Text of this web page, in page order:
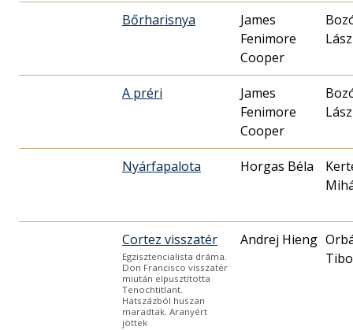
Bőrharisnya
James
Fenimore
Cooper
A préri
James
Fenimore
Cooper
Nyárfapalota Horgas Béla
Cortez visszatér
Egzisztencialista dráma.
Don Francisco visszatér
miután elpusztította
Tenochtitlant.
Hatszázból huszan
maradtak. Aranyért
jöttek
Andrej Hieng